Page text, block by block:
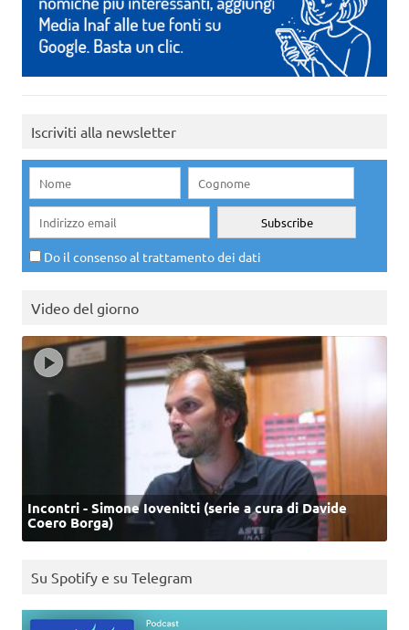
Iscriviti alla newsletter
Do il consenso al trattamento dei dati
Video del giorno
Incontri - Simone Iovenitti (serie a cura di Davide
Coero Borga)
Su Spotify e su Telegram